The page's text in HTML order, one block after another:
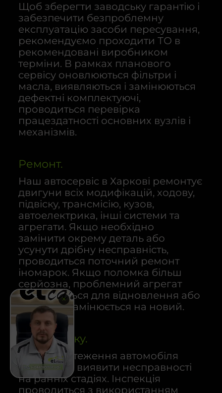
Щоб зберегти заводську гарантію і
забезпечити безпроблемну
експлуатацію засоби пересування,
рекомендуємо проходити ТО в
рекомендовані виробником
терміни. В рамках планового
сервісу оновлюються фільтри і
масла, виявляються і замінюються
дефектні комплектуючі,
проводиться перевірка
працездатності основних вузлів і
механізмів.
Ремонт.
Наш автосервіс в Харкові ремонтує
двигуни всіх модифікацій, ходову,
підвіску, трансмісію, кузов,
автоелектрика, інші системи та
агрегати. Якщо необхідно
замінити окрему деталь або
усунути дрібну несправність,
проводиться поточний ремонт
іномарок. Якщо поломка більш
серйозна, проблемний агрегат
демонтується для відновлення або
повністю замінюється на новий.
Діагностику.
Повне обстеження автомобіля
допомагає виявити несправності
на ранніх стадіях. Інспекція
проводиться з використанням